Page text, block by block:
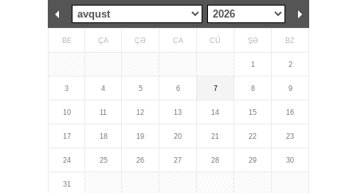
BE ÇA ÇƏ CA CÜ ŞƏ BZ
1 2
3 4 5 6 7 8 9
10 11 12 13 14 15 16
17 18 19 20 21 22 23
24 25 26 27 28 29 30
31